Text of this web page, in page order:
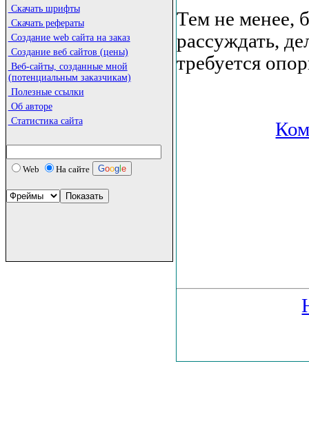
Скачать шрифты
Скачать рефераты
Создание web сайта на заказ
Создание веб сайтов (цены)
Веб-сайты, созданные мной
(потенциальным заказчикам)
Полезные ссылки
Об авторе
Статистика сайта
Web На сайте Goog e
Тем не менее,
рассуждать,
требуется